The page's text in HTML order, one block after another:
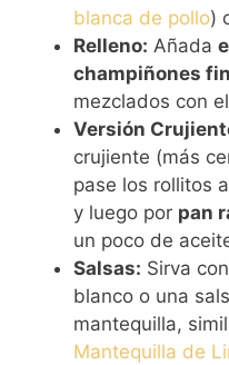
blanca de pollo)
Relleno: Añada
champiñones
mezclados con
Versión
crujiente (más
pase los rollitos
y luego por pan
un poco de
Salsas: Sirva
blanco o una
mantequilla,
Mantequilla de